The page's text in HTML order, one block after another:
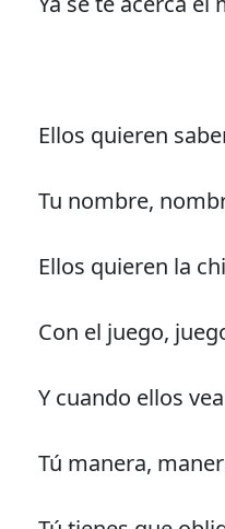
Ellos quieren
Tu nombre,
Ellos quieren la
Con el juego,
Y cuando ellos
Tú manera,